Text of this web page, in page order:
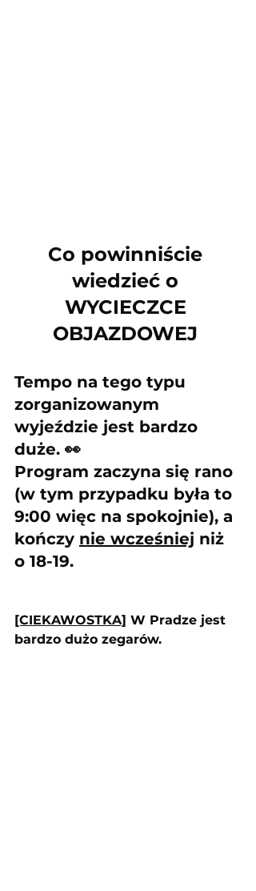
Co powinniście
wiedzieć o
WYCIECZCE
OBJAZDOWEJ
Tempo na tego typu
zorganizowanym
wyjeździe jest bardzo
duże. 👀
Program zaczyna się rano
(w tym przypadku była to
9:00 więc na spokojnie), a
kończy nie wcześniej niż
o 18-19.
[CIEKAWOSTKA] W Pradze jest
bardzo dużo zegarów.